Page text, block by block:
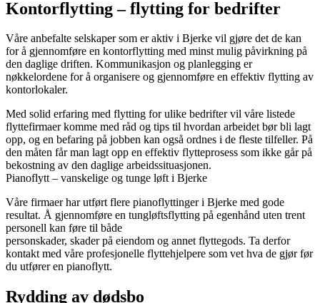
Kontorflytting – flytting for bedrifter
Våre anbefalte selskaper som er aktiv i Bjerke vil gjøre det de kan
for å gjennomføre en kontorflytting med minst mulig påvirkning på
den daglige driften. Kommunikasjon og planlegging er
nøkkelordene for å organisere og gjennomføre en effektiv flytting av
kontorlokaler.
Med solid erfaring med flytting for ulike bedrifter vil våre listede
flyttefirmaer komme med råd og tips til hvordan arbeidet bør bli lagt
opp, og en befaring på jobben kan også ordnes i de fleste tilfeller. På
den måten får man lagt opp en effektiv flytteprosess som ikke går på
bekostning av den daglige arbeidssituasjonen.
Pianoflytt – vanskelige og tunge løft i Bjerke
Våre firmaer har utført flere pianoflyttinger i Bjerke med gode
resultat. Å gjennomføre en tungløftsflytting på egenhånd uten trent
personell kan føre til både
personskader, skader på eiendom og annet flyttegods. Ta derfor
kontakt med våre profesjonelle flyttehjelpere som vet hva de gjør før
du utfører en pianoflytt.
Rydding av dødsbo